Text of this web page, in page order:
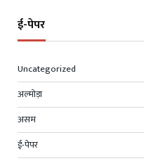
ई-पेपर
Uncategorized
अल्मोड़ा
असम
ई-पेपर